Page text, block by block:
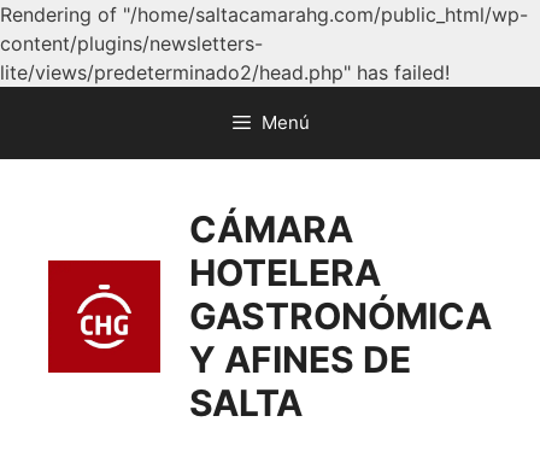
Rendering of "/home/saltacamarahg.com/public_html/wp-
content/plugins/newsletters-
lite/views/predeterminado2/head.php" has failed!
Menú
CÁMARA
HOTELERA
GASTRONÓMICA
Y AFINES DE
SALTA